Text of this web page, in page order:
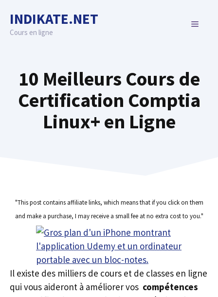
content
INDIKATE.NET
Cours en ligne
MENU
10 Meilleurs Cours de
Certification Comptia
Linux+ en Ligne
"This post contains affiliate links, which means that if you click on them
and make a purchase, I may receive a small fee at no extra cost to you."
Il existe des milliers de cours et de classes en ligne
qui vous aideront à améliorer vos compétences